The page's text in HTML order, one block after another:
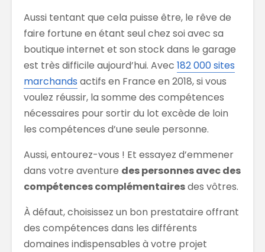
Aussi tentant que cela puisse être, le rêve de
faire fortune en étant seul chez soi avec sa
boutique internet et son stock dans le garage
est très difficile aujourd’hui. Avec 182 000 sites
marchands actifs en France en 2018, si vous
voulez réussir, la somme des compétences
nécessaires pour sortir du lot excède de loin
les compétences d’une seule personne.
Aussi, entourez-vous ! Et essayez d’emmener
dans votre aventure des personnes avec des
compétences complémentairesdes vôtres.
À défaut, choisissez un bon prestataire offrant
des compétences dans les différents
domaines indispensables à votre projet